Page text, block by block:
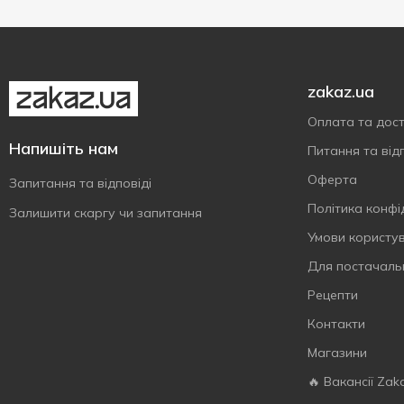
Напишіть нам
Запитання та відповіді
Залишити скаргу чи запитання
zakaz.ua
Оплата та
Питання та
Оферта
Політика
Умови
Для
Рецепти
Контакти
Магазини
🔥 Вакансії